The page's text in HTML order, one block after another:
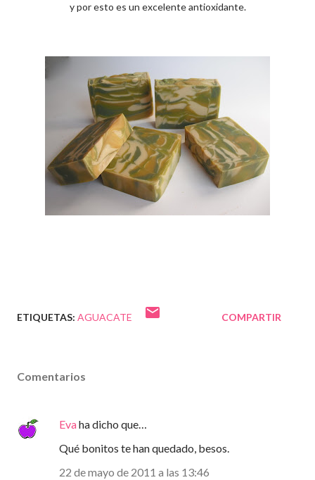
y por esto es un excelente antioxidante.
ETIQUETAS: AGUACATE COMPARTIR
Comentarios
Evaha dicho que…
Qué bonitos te han quedado, besos.
22 de mayo de 2011 a las 13:46